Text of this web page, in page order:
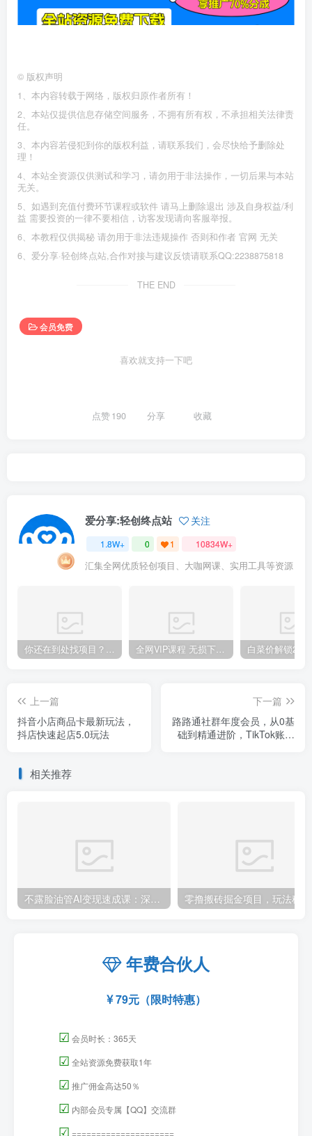
© 版权声明
1、本内容转载于网络，版权归原作者所有！
2、本站仅提供信息存储空间服务，不拥有所有权，不承担相关法律责
任。
3、本内容若侵犯到你的版权利益，请联系我们，会尽快给予删除处
理！
4、本站全资源仅供测试和学习，请勿用于非法操作，一切后果与本站
无关。
5、如遇到充值付费环节课程或软件 请马上删除退出 涉及自身权益/利
益 需要投资的一律不要相信，访客发现请向客服举报。
6、本教程仅供揭秘 请勿用于非法违规操作 否则和作者 官网 无关
6、爱分享·轻创终点站,合作对接与建议反馈请联系QQ:2238875818
THE END
会员免费
喜欢就支持一下吧
点赞190 分享 收藏
爱分享:轻创终点站 关注
1.8W+ 0 1 10834W+
汇集全网优质轻创项目、大咖网课、实用工具等资源
你还在到处找项目？还在当韭菜？我靠卖项目一个月收入5万+，曾经我也是个失败者。 全网VIP课程 无损下载~.~
上一篇
抖音小店商品卡最新玩法，
抖店快速起店5.0玩法
下一篇
路路通社群年度会员，从0基
础到精通进阶，TikTok账号
相关推荐
不露脸油管AI变现速成课：深挖高CPM盈利领域，零出镜打造YouTube稳定收益账号
年费合伙人
79元（限时特惠）
☑ 会员时长：365天
☑ 全站资源免费获取1年
☑ 推广佣金高达50％
☑ 内部会员专属【QQ】交流群
☑ =====================